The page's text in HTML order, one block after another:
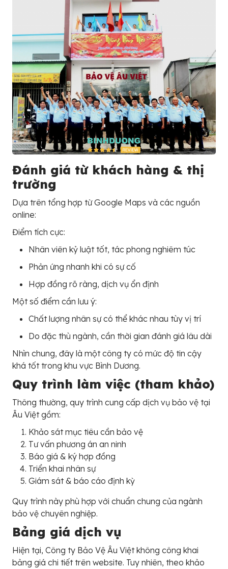
Đánh giá từ khách hàng & thị
trường
Dựa trên tổng hợp từ Google Maps và các nguồn
online:
Điểm tích cực:
Nhân viên kỷ luật tốt, tác phong nghiêm túc
Phản ứng nhanh khi có sự cố
Hợp đồng rõ ràng, dịch vụ ổn định
Một số điểm cần lưu ý:
Chất lượng nhân sự có thể khác nhau tùy vị trí
Do đặc thù ngành, cần thời gian đánh giá lâu dài
Nhìn chung, đây là một công ty có mức độ tin cậy
khá tốt trong khu vực Bình Dương.
Quy trình làm việc (tham khảo)
Thông thường, quy trình cung cấp dịch vụ bảo vệ tại
Âu Việt gồm:
Khảo sát mục tiêu cần bảo vệ
Tư vấn phương án an ninh
Báo giá & ký hợp đồng
Triển khai nhân sự
Giám sát & báo cáo định kỳ
Quy trình này phù hợp với chuẩn chung của ngành
bảo vệ chuyên nghiệp.
Bảng giá dịch vụ
Hiện tại, Công ty Bảo Vệ Âu Việt không công khai
bảng giá chi tiết trên website. Tuy nhiên, theo khảo